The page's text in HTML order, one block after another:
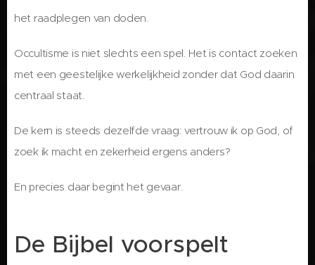
het raadplegen van doden.
Occultisme is niet slechts een spel. Het is contact zoeken
met een geestelijke werkelijkheid zonder dat God daarin
centraal staat.
De kern is steeds dezelfde vraag: vertrouw ik op God, of
zoek ik macht en zekerheid ergens anders?
En precies daar begint het gevaar.
De Bijbel voorspelt